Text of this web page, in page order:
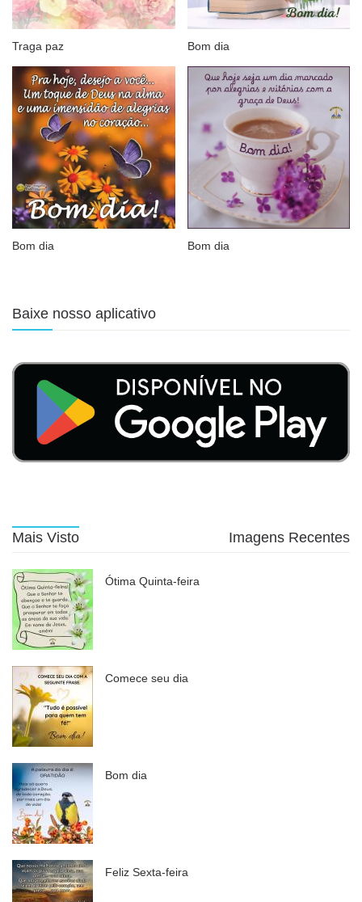
Traga paz Bom dia
Bom dia Bom dia
Baixe nosso aplicativo
Mais Visto Imagens Recentes
Ótima Quinta-feira
Comece seu dia
Bom dia
Feliz Sexta-feira